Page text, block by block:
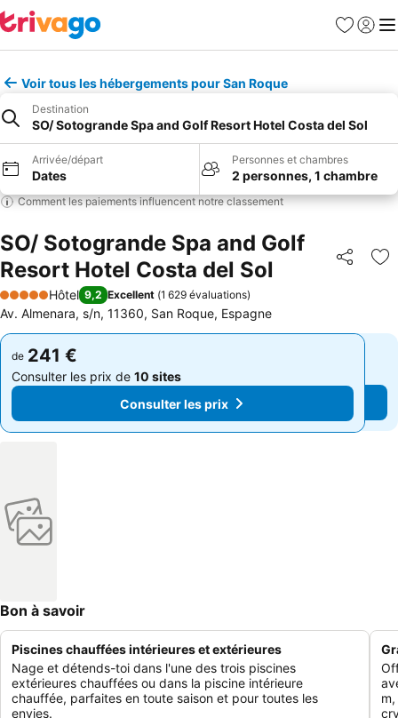
Favoris
Se
Voir tous les hébergements pour San Roque
Destination
SO/ Sotogrande Spa and Golf Resort Hotel Costa del Sol
Arrivée/départ
Dates
Personnes et chambres
2 personnes, 1 chambre
Comment les paiements influencent notre classement
SO/ Sotogrande Spa and Golf
Resort Hotel Costa del Sol
Partager
5 Étoiles
Hôtel 9,2 Excellent (1 629 évaluations)
Av. Almenara, s/n, 11360, San Roque, Espagne
de 241 €
Consulter les prix de 10 sites
Consulter les prix
de 241 €
Consulter les prix de 10 sites
Consulter les prix
Bon à savoir
Piscines chauffées intérieures et extérieures
Nage et détends-toi dans l'une des trois piscines
extérieures chauffées ou dans la piscine intérieure
chauffée, parfaites en toute saison et pour toutes les
envies.